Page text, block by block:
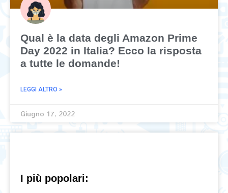
Qual è la data degli Amazon Prime
Day 2022 in Italia? Ecco la risposta
a tutte le domande!
LEGGI ALTRO »
Giugno 17, 2022
I più popolari: